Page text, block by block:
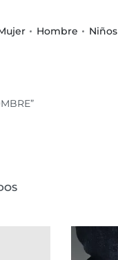
Hombre Niños